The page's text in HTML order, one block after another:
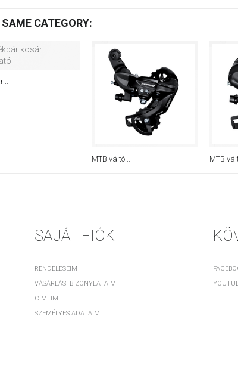
CATEGORY:
MTB váltó... MTB
SAJÁT FIÓK
RENDELÉSEIM
VÁSÁRLÁSI BIZONYLATAIM
CÍMEIM
SZEMÉLYES ADATAIM